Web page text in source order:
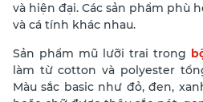
và hiện đại. Các sản phẩm phù
và cá tính khác nhau.
Sản phẩm mũ lưỡi trai trong
làm từ cotton và polyester
Màu sắc basic như đỏ, đen,